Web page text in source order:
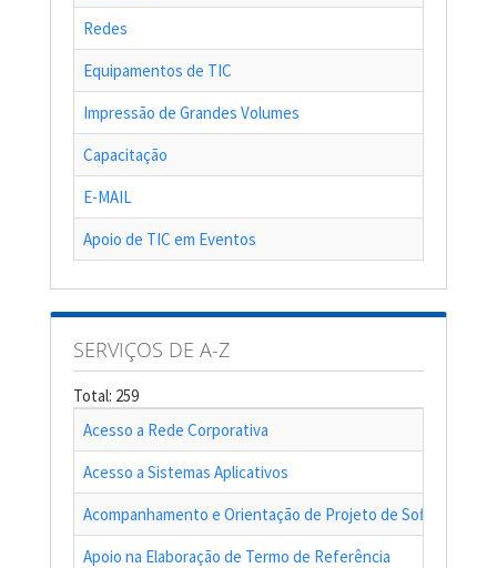
Redes
Equipamentos de TIC
Impressão de Grandes Volumes
Capacitação
E-MAIL
Apoio de TIC em Eventos
SERVIÇOS DE A-Z
Total: 259
Acesso a Rede Corporativa
Acesso a Sistemas Aplicativos
Acompanhamento e Orientação de Projeto de Software
Apoio na Elaboração de Termo de Referência